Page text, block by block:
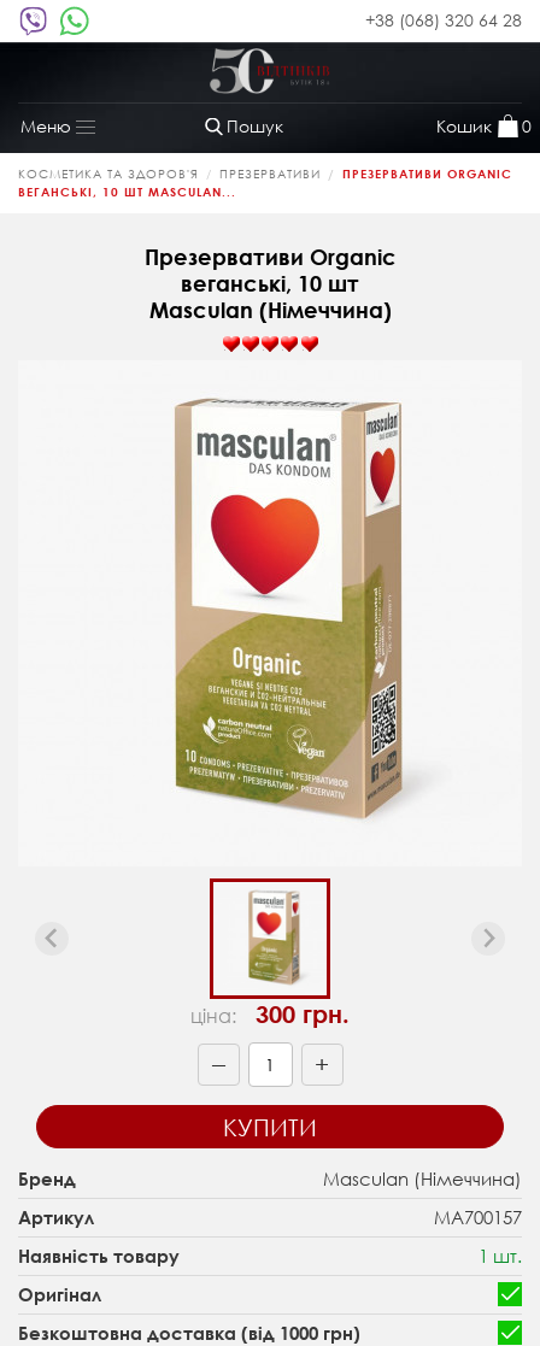
+38 (068) 320 64 28
Пошук Кошик 0
Меню
Toggle
navigation
КОСМЕТИКА ТА ЗДОРОВ'Я ПРЕЗЕРВАТИВИ
ПРЕЗЕРВАТИВИ ORGANIC
ВЕГАНСЬКІ, 10 ШТ MASCULAN...
Презервативи Organic
веганські, 10 шт
Masculan (Німеччина)
ціна: 300 грн.
— +
КУПИТИ
Бренд Masculan (Німеччина)
Артикул MA700157
Наявність товару 1 шт.
Оригінал
Безкоштовна доставка (від 1000 грн)